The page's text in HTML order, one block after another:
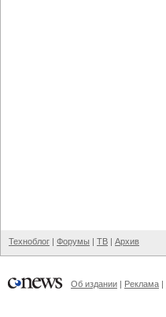
Техноблог | Форумы | ТВ | Архив
Об издании | Реклама |